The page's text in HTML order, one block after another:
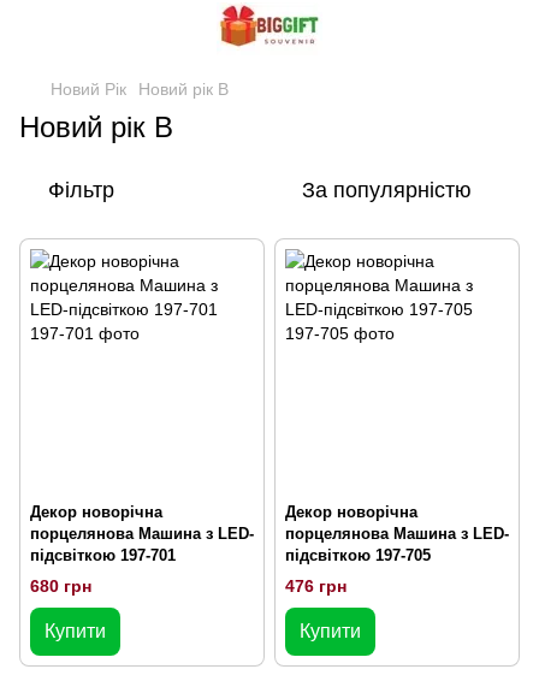
Новий Рік Новий рік В
Новий рік В
Фільтр За популярністю
Декор новорічна
порцелянова Машина з LED-
підсвіткою 197-701
680 грн
Купити
Декор новорічна
порцелянова Машина з LED-
підсвіткою 197-705
476 грн
Купити